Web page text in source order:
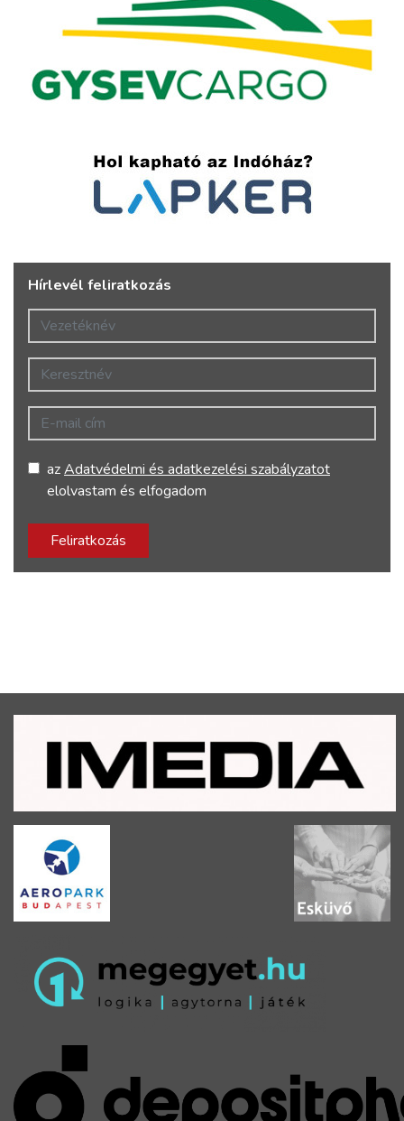
Hírlevél feliratkozás
Vezetéknév
Keresztnév
E-mail cím
azAdatvédelmi és adatkezelési szabályzatot
elolvastam és elfogadom
Feliratkozás